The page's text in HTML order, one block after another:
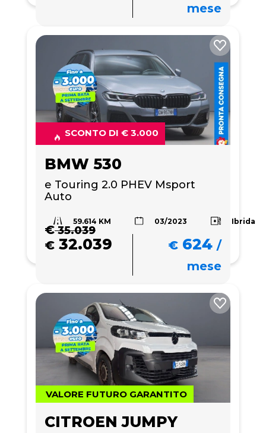
mese
SCONTO DI € 3.000
BMW 530
e Touring 2.0 PHEV Msport
Auto
59.614 KM 03/2023 Ibrida
€35.039
€ 32.039 € 624 /
mese
VALORE FUTURO GARANTITO
CITROEN JUMPY